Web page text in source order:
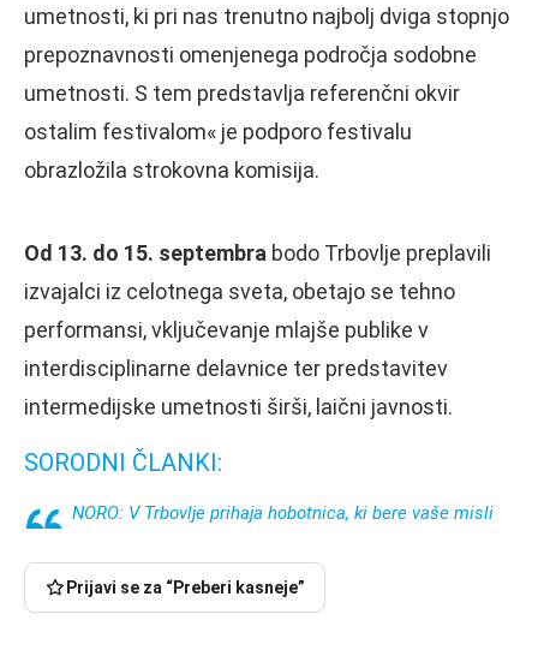
umetnosti, ki pri nas trenutno najbolj dviga stopnjo
prepoznavnosti omenjenega področja sodobne
umetnosti. S tem predstavlja referenčni okvir
ostalim festivalom« je podporo festivalu
obrazložila strokovna komisija.
Od 13. do 15. septembra bodo Trbovlje preplavili
izvajalci iz celotnega sveta, obetajo se tehno
performansi, vključevanje mlajše publike v
interdisciplinarne delavnice ter predstavitev
intermedijske umetnosti širši, laični javnosti.
SORODNI ČLANKI:
NORO: V Trbovlje prihaja hobotnica, ki bere vaše misli
Prijavi se za “Preberi kasneje”